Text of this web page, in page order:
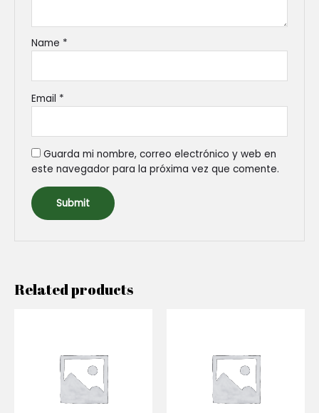
Name *
Email *
Guarda mi nombre, correo electrónico y web en
este navegador para la próxima vez que comente.
Related products